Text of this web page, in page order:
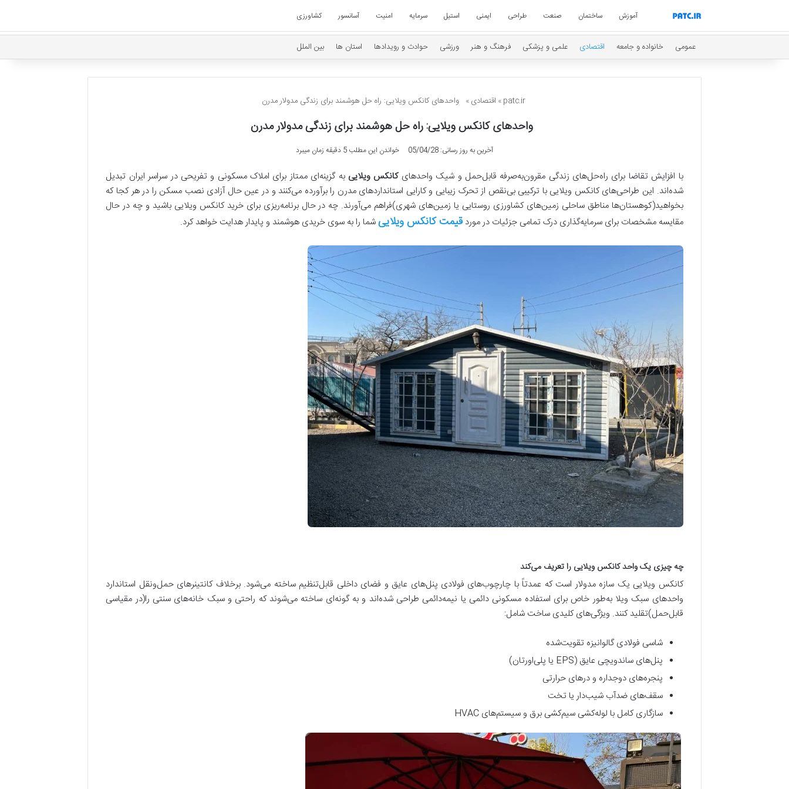
آموزش ساختمان صنعت طراحی ایمنی استیل سرمایه امنیت آسانسور کشاورزی
عمومی خانواده و جامعه اقتصادی علمی و پزشکی فرهنگ و هنر ورزشی حوادث و رویدادها استان ها بین الملل
patc.ir
» اقتصادی » واحدهای کانکس ویلایی: راه حل هوشمند برای زندگی مدولار مدرن
واحدهای کانکس ویلایی: راه حل هوشمند برای زندگی مدولار مدرن
آخرین به روز رسانی: 05/04/28 خواندن این مطلب 5 دقیقه زمان میبرد
با افزایش تقاضا برای راه‌حل‌های زندگی مقرون‌به‌صرفه قابل‌حمل و شیک واحدهایکانکس ویلایی به گزینه‌ای ممتاز برای املاک مسکونی و تفریحی در سراسر ایران تبدیل
شده‌اند. این طراحی‌های کانکس ویلایی با ترکیبی بی‌نقص از تحرک زیبایی و کارایی استانداردهای مدرن را برآورده می‌کنند و در عین حال آزادی نصب مسکن را در هر کجا که
بخواهید(کوهستان‌ها مناطق ساحلی زمین‌های کشاورزی روستایی یا زمین‌های شهری)فراهم می‌آورند. چه در حال برنامه‌ریزی برای خرید کانکس ویلایی باشید و چه در حال
مقایسه مشخصات برای سرمایه‌گذاری درک تمامی جزئیات در موردقیمت کانکس ویلاییشما را به سوی خریدی هوشمند و پایدار هدایت خواهد کرد.
چه چیزی یک واحد کانکس ویلایی را تعریف می‌کند
کانکس ویلایی یک سازه مدولار است که عمدتاً با چارچوب‌های فولادی پنل‌های عایق و فضای داخلی قابل‌تنظیم ساخته می‌شود. برخلاف کانتینرهای حمل‌ونقل استاندارد
واحدهای سبک ویلا به‌طور خاص برای استفاده مسکونی دائمی یا نیمه‌دائمی طراحی شده‌اند و به گونه‌ای ساخته می‌شوند که راحتی و سبک خانه‌های سنتی را(در مقیاسی
قابل‌حمل)تقلید کنند. ویژگی‌های کلیدی ساخت شامل:
شاسی فولادی گالوانیزه تقویت‌شده
پنل‌های ساندویچی عایق (EPS یا پلی‌اورتان)
پنجره‌های دوجداره و درهای حرارتی
سقف‌های ضدآب شیب‌دار یا تخت
سازگاری کامل با لوله‌کشی سیم‌کشی برق و سیستم‌های HVAC